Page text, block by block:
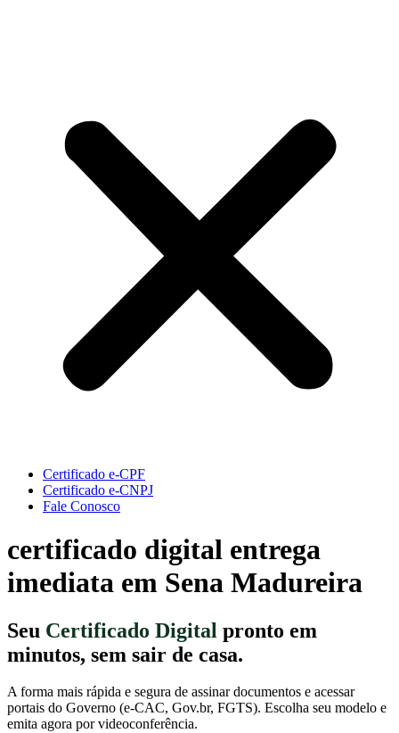
Certificado e-CPF
Certificado e-CNPJ
Fale Conosco
certificado digital entrega
imediata em Sena Madureira
Seu Certificado Digital pronto em
minutos, sem sair de casa.
A forma mais rápida e segura de assinar documentos e acessar
portais do Governo (e-CAC, Gov.br, FGTS). Escolha seu modelo e
emita agora por videoconferência.